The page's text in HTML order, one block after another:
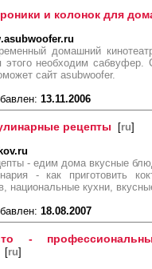
и колонок для
домашний
этого необходим сабвуфер.
сайт asubwoofer.
13.11.2006
рецепты [ru]
- едим дома вкусные
- как приготовить
национальные кухни,
18.08.2007
-
[ru]